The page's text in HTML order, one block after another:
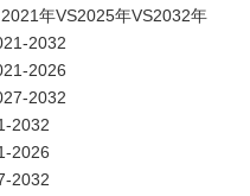
年VS2025年VS2032年
2032
2026
2032
2032
2026
2032